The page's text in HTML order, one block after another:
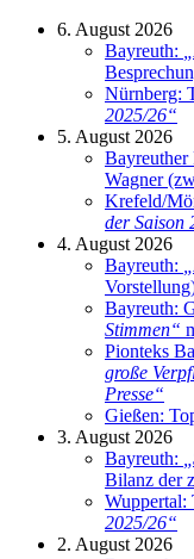
6. August 2026
Bayreuth:
Nürnberg:
2025/26“
5. August 2026
Bayreuther
Wagner
Krefeld/
der Saison
4. August 2026
Bayreuth:
Bayreuth:
Stimmen“
Pionteks
große
Presse“
Gießen:
3. August 2026
Bayreuth:
„
Bilanz der
Wuppertal:
2025/26“
2. August 2026